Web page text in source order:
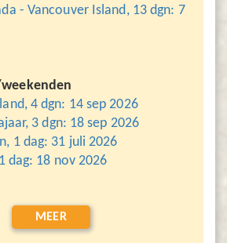
- Vancouver Island, 13 dgn: 7
4 dgn: 14 sep 2026
3 dgn: 18 sep 2026
1 dag: 31 juli 2026
dag: 18 nov 2026
MEER